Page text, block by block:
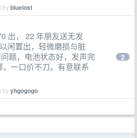
bybluelost
出， 22 年朋友送无发
闲置出，轻微磨损与脏
题，电池状态好，发声完
一口价不刀。有意联系
byyhgogogo
2